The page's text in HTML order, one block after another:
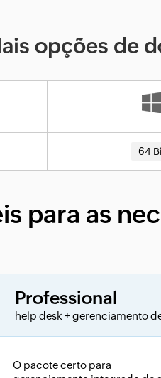
opções de
64
para as
Professional
help desk + gerenciamento
O pacote certo para